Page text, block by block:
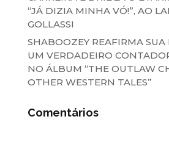
“JÁ DIZIA MINHA VÓ!”, AO
GOLLASSI
SHABOOZEY REAFIRMA SUA
UM VERDADEIRO
NO ÁLBUM “THE OUTLAW
OTHER WESTERN TALES”
Comentários